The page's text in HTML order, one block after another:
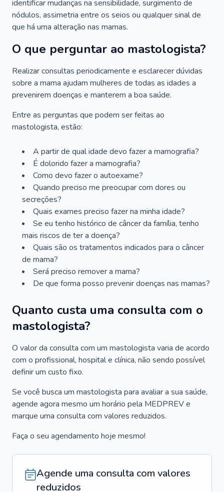
identificar mudanças na sensibilidade, surgimento de
nódulos, assimetria entre os seios ou qualquer sinal de
que há uma alteração nas mamas.
O que perguntar ao mastologista?
Realizar consultas periodicamente e esclarecer dúvidas
sobre a mama ajudam mulheres de todas as idades a
prevenirem doenças e manterem a boa saúde.
Entre as perguntas que podem ser feitas ao
mastologista, estão:
A partir de qual idade devo fazer a mamografia?
É dolorido fazer a mamografia?
Como devo fazer o autoexame?
Quando preciso me preocupar com dores ou
secreções?
Quais exames preciso fazer na minha idade?
Se eu tenho histórico de câncer da família, tenho
mais riscos de ter a doença?
Quais são os tratamentos indicados para o câncer
de mama?
Será preciso remover a mama?
De que forma posso prevenir doenças nas mamas?
Quanto custa uma consulta com o
mastologista?
O valor da consulta com um mastologista varia de acordo
com o profissional, hospital e clínica, não sendo possível
definir um custo fixo.
Se você busca um mastologista para avaliar a sua saúde,
agende agora mesmo um horário pela MEDPREV e
marque uma consulta com valores reduzidos.
Faça o seu agendamento hoje mesmo!
Agende uma consulta com valores
reduzidos